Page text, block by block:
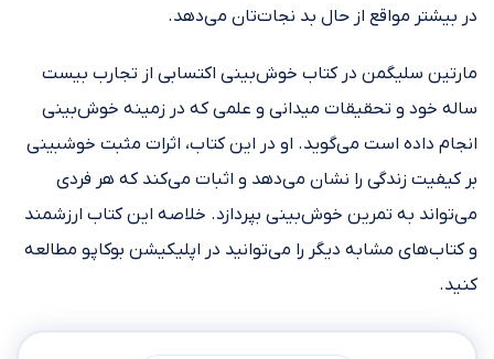
در بیشتر مواقع از حال بد نجات‌تان می‌دهد.
مارتین سلیگمن ‌در کتاب خوش‌بینی اکتسابی از تجارب بیست
ساله‌ خود و تحقیقات میدانی و علمی که در زمینه‌ خوش‌بینی
انجام داده است‌ می‌گوید. او در این کتاب، اثرات مثبت خوشبینی
بر کیفیت زندگی را نشان می‌دهد و اثبات می‌کند که هر فردی
می‌تواند به تمرین خوش‌بینی بپردازد. خلاصه‌ این کتاب ارزشمند
و کتاب‌های مشابه دیگر را می‌توانید در اپلیکیشن بوکاپو مطالعه
کنید.